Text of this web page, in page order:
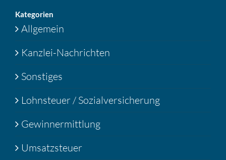
Katego­rien
Allgemein
Kanzlei-Nachrichten
Sonstiges
Lohnsteuer / Sozialversicherung
Gewinnermittlung
Umsatzsteuer